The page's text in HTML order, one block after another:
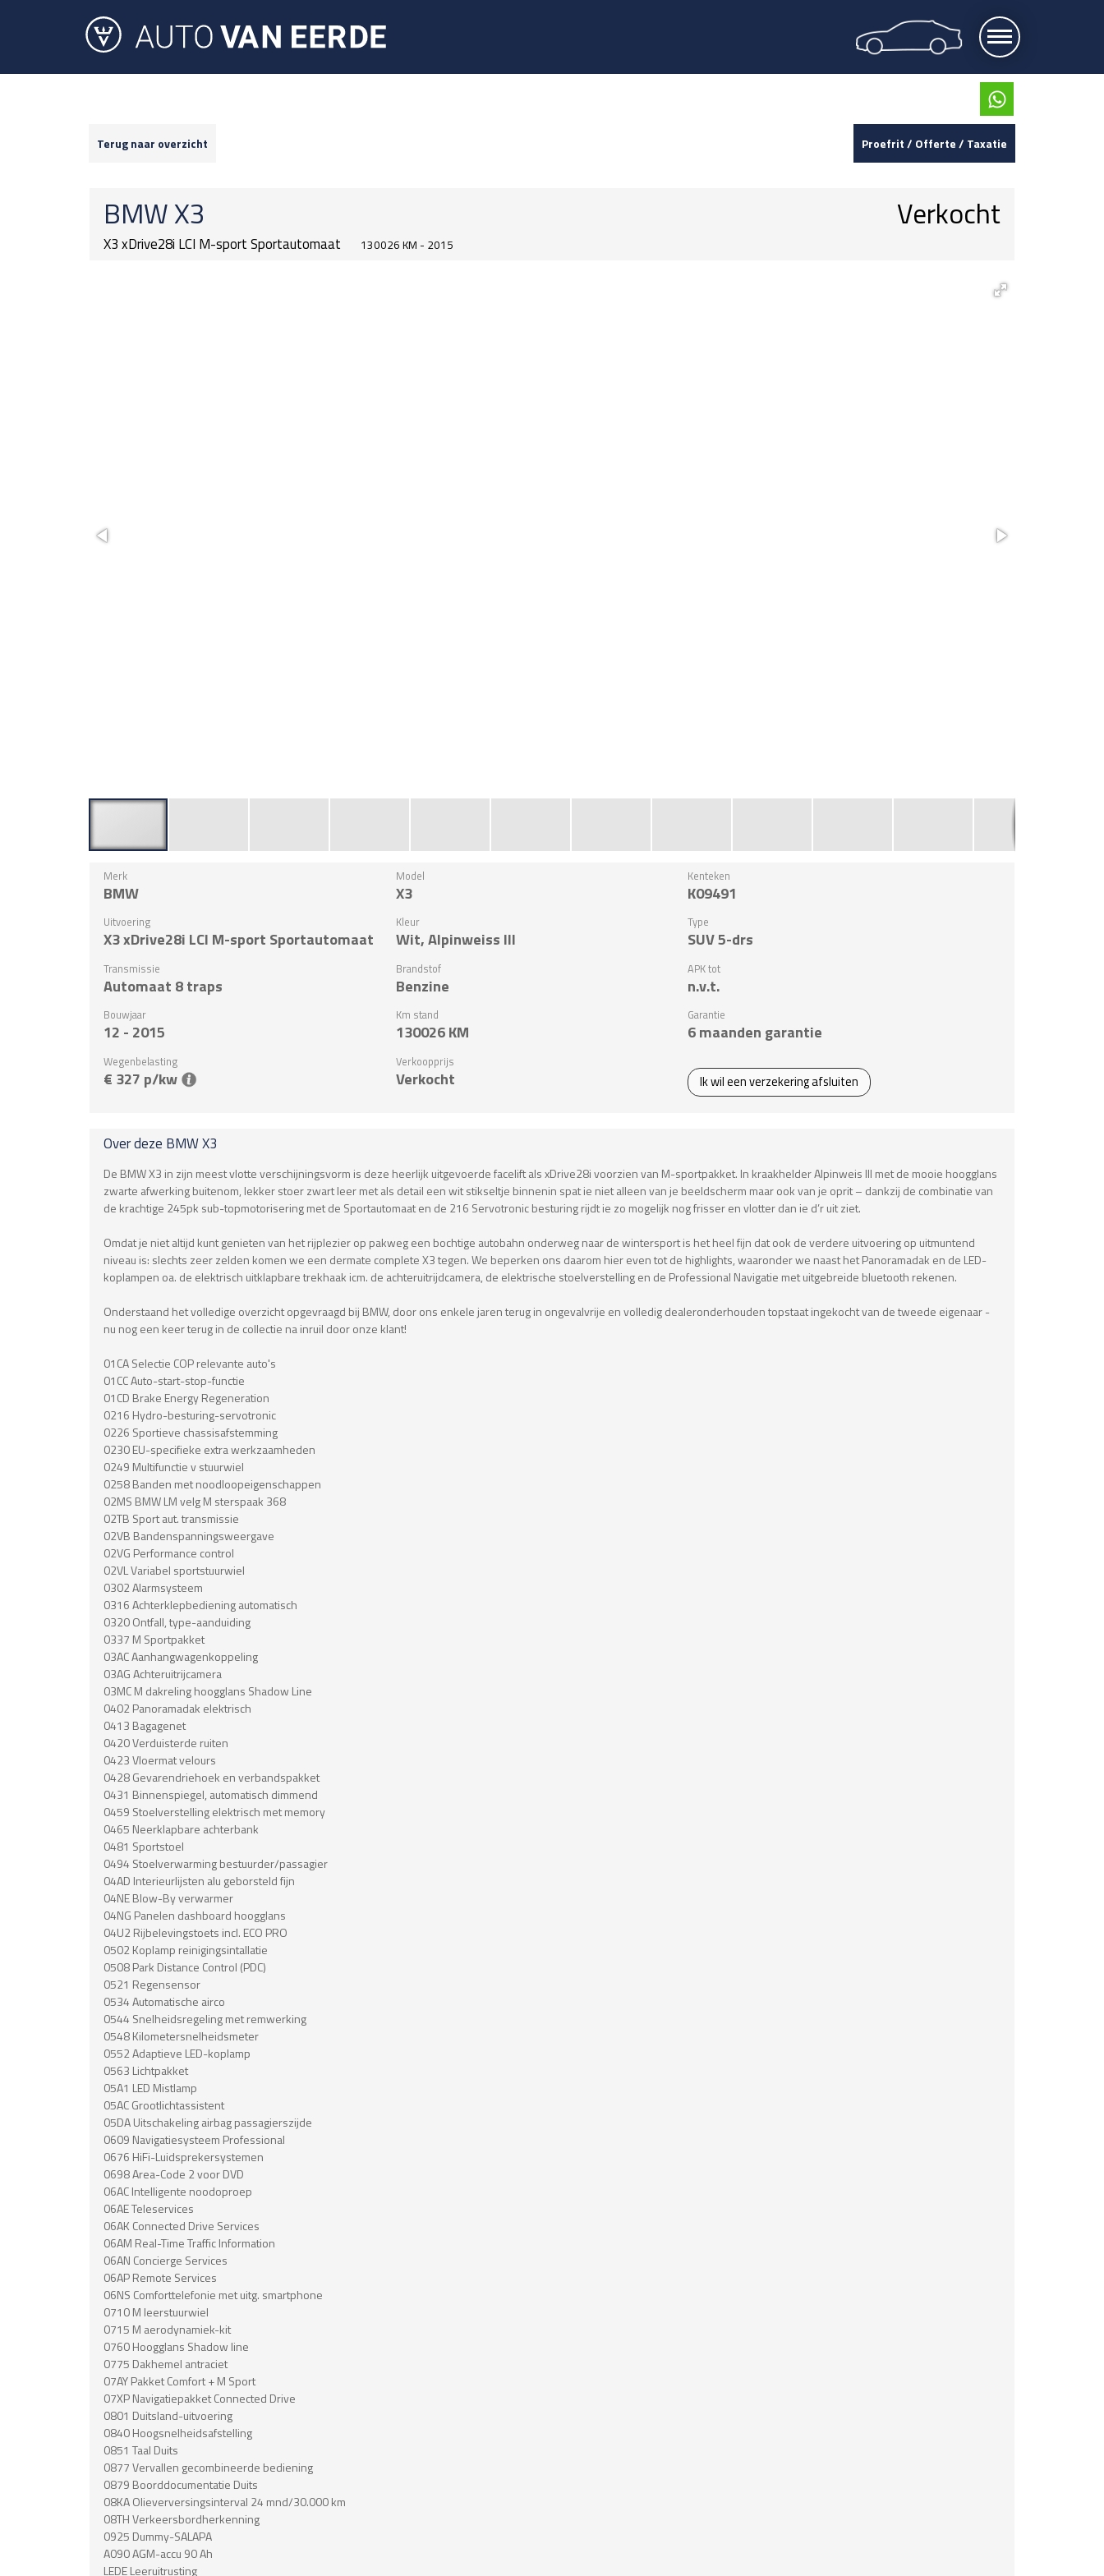
Terug naar overzicht Proefrit / Offerte / Taxatie
BMWX3
X3 xDrive28i LCI M-sport Sportautomaat 130026 KM - 2015
Verkocht
Merk
BMW
Model
X3
Kenteken
K09491
Uitvoering
X3 xDrive28i LCI M-sport Sportautomaat
Kleur
Wit, Alpinweiss III
Type
SUV 5-drs
Transmissie
Automaat 8 traps
Brandstof
Benzine
APK tot
n.v.t.
Bouwjaar
12 - 2015
Km stand
130026KM
Garantie
6 maanden garantie
Wegenbelasting
€ 327 p/kw
Verkoopprijs
Verkocht Ik wil een verzekering afsluiten
Over deze BMWX3
De BMW X3 in zijn meest vlotte verschijningsvorm is deze heerlijk uitgevoerde facelift als xDrive28i voorzien van M-sportpakket. In kraakhelder Alpinweis III met de mooie hoogglans
zwarte afwerking buitenom, lekker stoer zwart leer met als detail een wit stikseltje binnenin spat ie niet alleen van je beeldscherm maar ook van je oprit – dankzij de combinatie van
de krachtige 245pk sub-topmotorisering met de Sportautomaat en de 216 Servotronic besturing rijdt ie zo mogelijk nog frisser en vlotter dan ie d’r uit ziet.
Omdat je niet altijd kunt genieten van het rijplezier op pakweg een bochtige autobahn onderweg naar de wintersport is het heel fijn dat ook de verdere uitvoering op uitmuntend
niveau is: slechts zeer zelden komen we een dermate complete X3 tegen. We beperken ons daarom hier even tot de highlights, waaronder we naast het Panoramadak en de LED-
koplampen oa. de elektrisch uitklapbare trekhaak icm. de achteruitrijdcamera, de elektrische stoelverstelling en de Professional Navigatie met uitgebreide bluetooth rekenen.
Onderstaand het volledige overzicht opgevraagd bij BMW, door ons enkele jaren terug in ongevalvrije en volledig dealeronderhouden topstaat ingekocht van de tweede eigenaar -
nu nog een keer terug in de collectie na inruil door onze klant!
01CA Selectie COP relevante auto's
01CC Auto-start-stop-functie
01CD Brake Energy Regeneration
0216 Hydro-besturing-servotronic
0226 Sportieve chassisafstemming
0230 EU-specifieke extra werkzaamheden
0249 Multifunctie v stuurwiel
0258 Banden met noodloopeigenschappen
02MS BMW LM velg M sterspaak 368
02TB Sport aut. transmissie
02VB Bandenspanningsweergave
02VG Performance control
02VL Variabel sportstuurwiel
0302 Alarmsysteem
0316 Achterklepbediening automatisch
0320 Ontfall, type-aanduiding
0337 M Sportpakket
03AC Aanhangwagenkoppeling
03AG Achteruitrijcamera
03MC M dakreling hoogglans Shadow Line
0402 Panoramadak elektrisch
0413 Bagagenet
0420 Verduisterde ruiten
0423 Vloermat velours
0428 Gevarendriehoek en verbandspakket
0431 Binnenspiegel, automatisch dimmend
0459 Stoelverstelling elektrisch met memory
0465 Neerklapbare achterbank
0481 Sportstoel
0494 Stoelverwarming bestuurder/passagier
04AD Interieurlijsten alu geborsteld fijn
04NE Blow-By verwarmer
04NG Panelen dashboard hoogglans
04U2 Rijbelevingstoets incl. ECO PRO
0502 Koplamp reinigingsintallatie
0508 Park Distance Control (PDC)
0521 Regensensor
0534 Automatische airco
0544 Snelheidsregeling met remwerking
0548 Kilometersnelheidsmeter
0552 Adaptieve LED-koplamp
0563 Lichtpakket
05A1 LED Mistlamp
05AC Grootlichtassistent
05DA Uitschakeling airbag passagierszijde
0609 Navigatiesysteem Professional
0676 HiFi-Luidsprekersystemen
0698 Area-Code 2 voor DVD
06AC Intelligente noodoproep
06AE Teleservices
06AK Connected Drive Services
06AM Real-Time Traffic Information
06AN Concierge Services
06AP Remote Services
06NS Comforttelefonie met uitg. smartphone
0710 M leerstuurwiel
0715 M aerodynamiek-kit
0760 Hoogglans Shadow line
0775 Dakhemel antraciet
07AY Pakket Comfort + M Sport
07XP Navigatiepakket Connected Drive
0801 Duitsland-uitvoering
0840 Hoogsnelheidsafstelling
0851 Taal Duits
0877 Vervallen gecombineerde bediening
0879 Boorddocumentatie Duits
08KA Olieverversingsinterval 24 mnd/30.000 km
08TH Verkeersbordherkenning
0925 Dummy-SALAPA
A090 AGM-accu 90 Ah
LEDE Leeruitrusting